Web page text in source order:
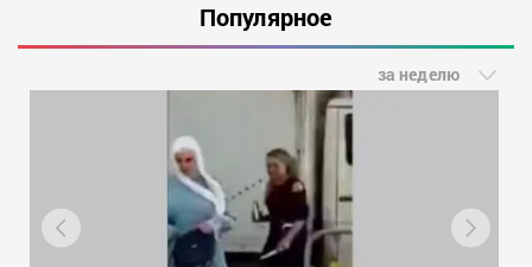
Популярное
за неделю